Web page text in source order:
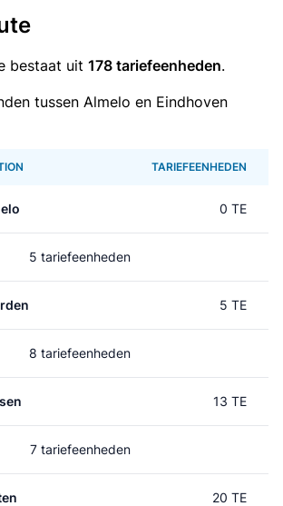
bestaat uit 178 tariefeenheden.
tussen Almelo en Eindhoven
TARIEFEENHEDEN
0 TE
5 tariefeenheden
5 TE
8 tariefeenheden
13 TE
7 tariefeenheden
20 TE